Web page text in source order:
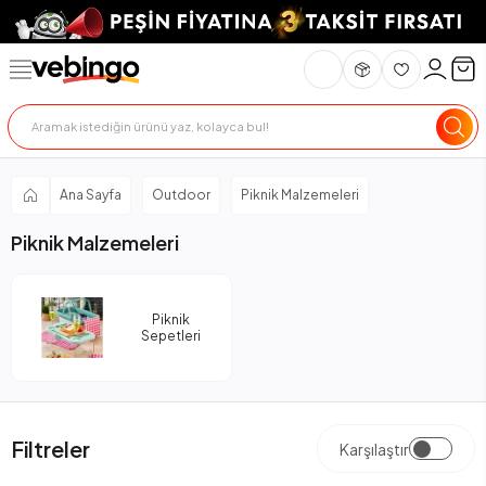
Ana Sayfa Outdoor Piknik Malzemeleri
Piknik Malzemeleri
Piknik
Sepetleri
Filtreler Karşılaştır